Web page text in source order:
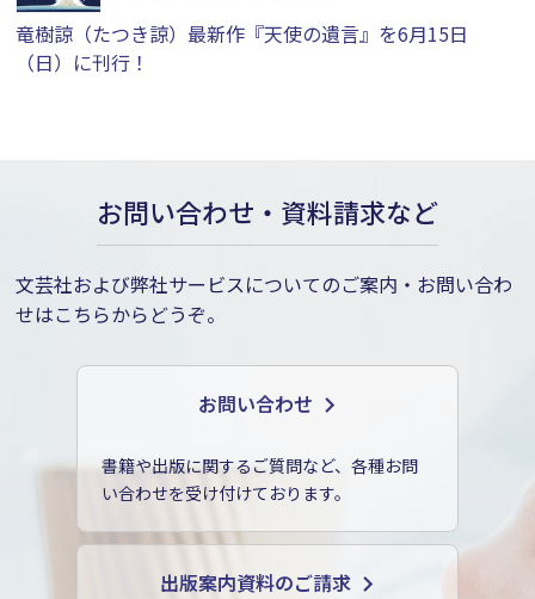
竜樹諒（たつき諒）最新作『天使の遺言』を6月15日
（日）に刊行！
お問い合わせ・資料請求など
文芸社および弊社サービスについてのご案内・お問い合わ
せはこちらからどうぞ。
お問い合わせ
書籍や出版に関するご質問など、各種お問
い合わせを受け付けております。
出版案内資料のご請求